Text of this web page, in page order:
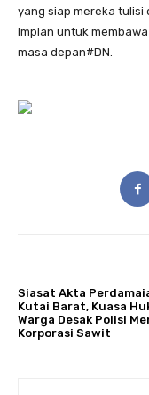
yang siap mereka tulisi
impian untuk
masa depan#DN.
Siasat Akta
Kutai Barat, Kuasa
Warga Desak Polisi
Korporasi Sawit